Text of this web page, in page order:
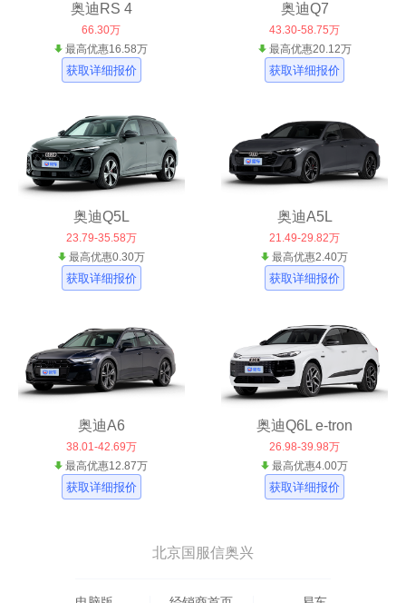
奥迪RS 4
66.30万
最高优惠16.58万
获取详细报价
奥迪Q7
43.30-58.75万
最高优惠20.12万
获取详细报价
奥迪Q5L
23.79-35.58万
最高优惠0.30万
获取详细报价
奥迪A5L
21.49-29.82万
最高优惠2.40万
获取详细报价
奥迪A6
38.01-42.69万
最高优惠12.87万
获取详细报价
奥迪Q6L e-tron
26.98-39.98万
最高优惠4.00万
获取详细报价
北京国服信奥兴